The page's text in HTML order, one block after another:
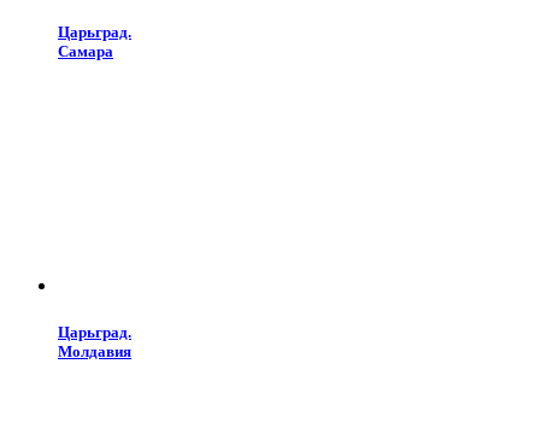
Царьград.
Самара
Царьград.
Молдавия